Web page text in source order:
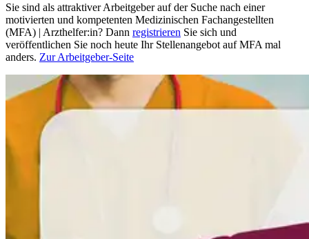
Sie sind als attraktiver Arbeitgeber auf der Suche nach einer
motivierten und kompetenten Medizinischen Fachangestellten
(MFA) | Arzthelfer:in? Dann registrieren Sie sich und
veröffentlichen Sie noch heute Ihr Stellenangebot auf MFA mal
anders. Zur Arbeitgeber-Seite